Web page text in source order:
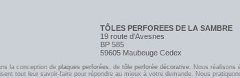
TÔLES PERFOREES DE LA SAMBRE
19 route d'Avesnes
BP 585
59605 Maubeuge Cedex
la conception de plaques perforées , de tôle perforée décorative. Nous réalisons
tout leur savoir-faire pour répondre au mieux à votre demande. Nous